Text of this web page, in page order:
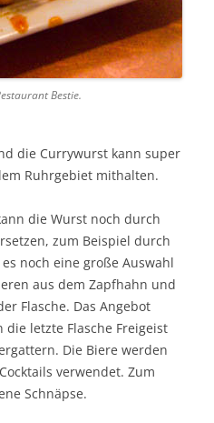
Bestie.
die Currywurst kann super
Ruhrgebiet mithalten.
die Wurst noch durch
zum Beispiel durch
noch eine große Auswahl
aus dem Zapfhahn und
Flasche. Das Angebot
letzte Flasche Freigeist
Die Biere werden
verwendet. Zum
Schnäpse.